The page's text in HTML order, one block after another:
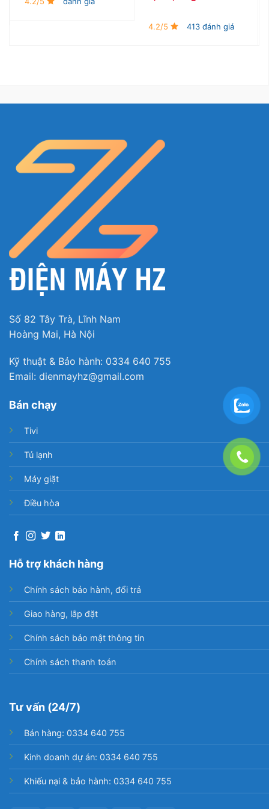
4.2/5 413 đánh giá
Số 82 Tây Trà, Lĩnh Nam
Hoàng Mai, Hà Nội
Kỹ thuật & Bảo hành: 0334 640 755
Email: dienmayhz@gmail.com
Bán chạy
Tivi
Tủ lạnh
Máy giặt
Điều hòa
Hỗ trợ khách hàng
Chính sách bảo hành, đổi trả
Giao hàng, lắp đặt
Chính sách bảo mật thông tin
Chính sách thanh toán
Tư vấn (24/7)
Bán hàng: 0334 640 755
Kinh doanh dự án: 0334 640 755
Khiếu nại & bảo hành: 0334 640 755